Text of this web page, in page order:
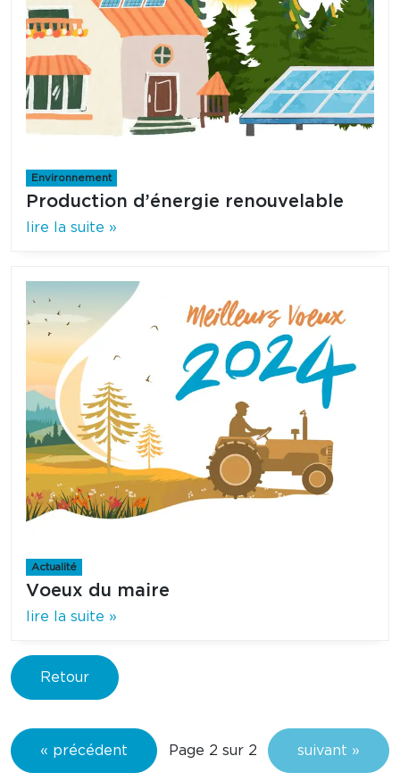
Environnement
Production d’énergie renouvelable
lire la suite »
Actualité
Voeux du maire
lire la suite »
Retour
« précédent Page 2 sur 2 suivant »